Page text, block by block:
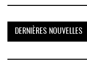
DERNIÈRES NOUVELLES